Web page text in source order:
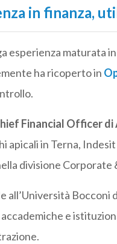
in finanza,
esperienza maturata
ha ricoperto in
Financial Officer di
apicali in Terna,
divisione
all’Università
e